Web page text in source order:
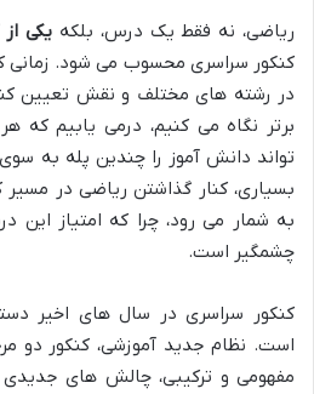
ریاضی، نه فقط یک درس، بلکه یکی
کنکور سراسری محسوب می شود. زمانی
در رشته های مختلف و نقش تعیین
برتر نگاه می کنیم، درمی یابیم که
تواند دانش آموز را چندین پله به
بسیاری، کنار گذاشتن ریاضی در مسیر
به شمار می رود، چرا که امتیاز این
چشمگیر است.
کنکور سراسری در سال های اخیر
است. نظام جدید آموزشی، کنکور دو
مفهومی و ترکیبی، چالش های